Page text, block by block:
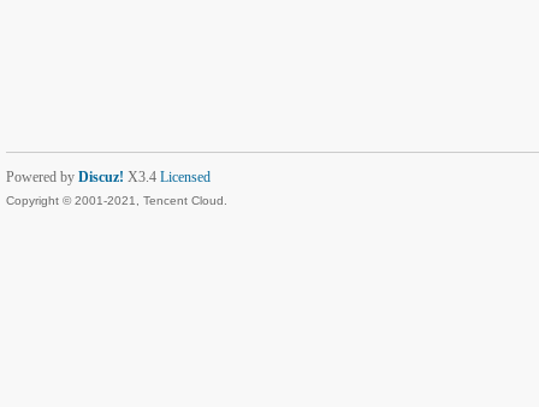
Powered by Discuz! X3.4 Licensed
Copyright © 2001-2021, Tencent Cloud.